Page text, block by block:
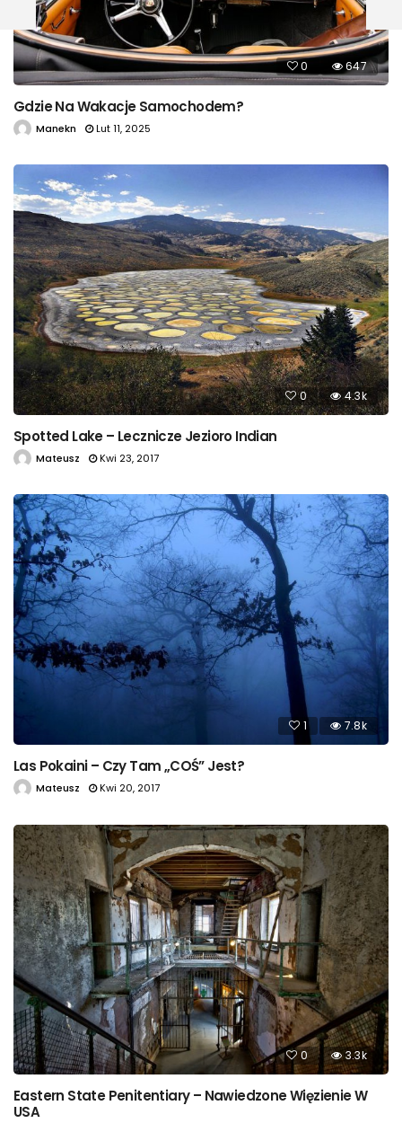
0 647
Gdzie Na Wakacje Samochodem?
Manekn Lut 11, 2025
0 4.3k
Spotted Lake – Lecznicze Jezioro Indian
Mateusz Kwi 23, 2017
1 7.8k
Las Pokaini – Czy Tam „COŚ” Jest?
Mateusz Kwi 20, 2017
0 3.3k
Eastern State Penitentiary – Nawiedzone Więzienie W
USA